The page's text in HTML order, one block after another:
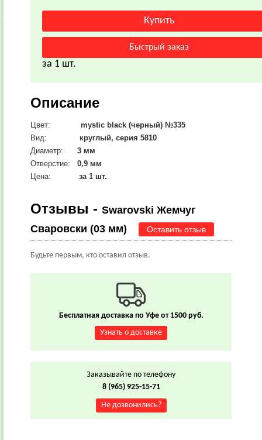
за 1 шт.
Описание
Цвет: mystic black (черный) №335
Вид: круглый, серия 5810
Диаметр:
3 мм
Отверстие: 0,9 мм
Цена: за 1 шт.
Отзывы - Swarovski Жемчуг
Сваровски (03 мм)
Оставить отзыв
Будьте первым, кто оставил отзыв.
Бесплатная доставка по Уфе от 1500 руб.
Узнать о доставке
Заказывайте по телефону
8 (965) 925-15-71
Не дозвонились?